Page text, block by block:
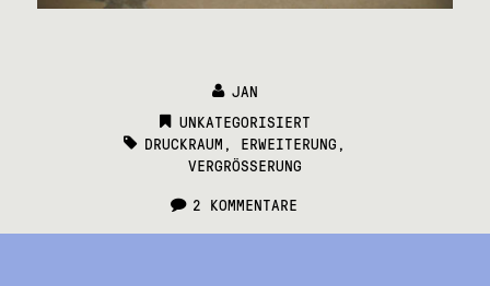
JAN
CATEGORIES:
UNKATEGORISIERT
TAGS:
DRUCKRAUM , ERWEITERUNG ,
VERGRÖSSERUNG
2 KOMMENTARE